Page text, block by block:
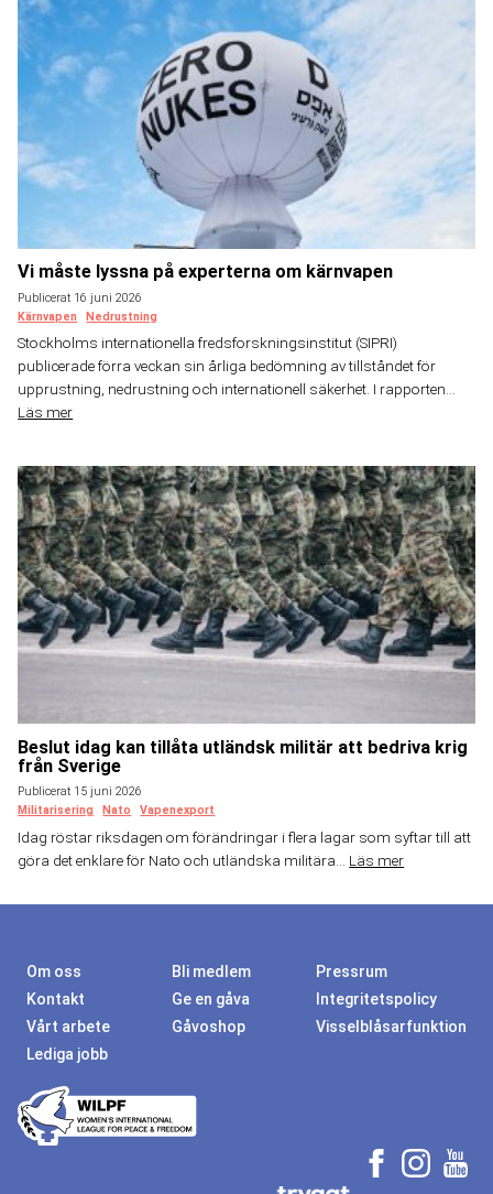
Vi måste lyssna på experterna om kärnvapen
Publicerat 16 juni 2026
Kärnvapen
Nedrustning
Stockholms internationella fredsforskningsinstitut (SIPRI)
publicerade förra veckan sin årliga bedömning av tillståndet för
upprustning, nedrustning och internationell säkerhet. I rapporten...
Läs mer
Beslut idag kan tillåta utländsk militär att bedriva krig
från Sverige
Publicerat 15 juni 2026
Militarisering
Nato Vapenexport
Idag röstar riksdagen om förändringar i flera lagar som syftar till att
göra det enklare för Nato och utländska militära... Läs mer
Om oss Bli medlem
Pressrum
Kontakt
Ge en gåva
Integritetspolicy
Vårt arbete
Gåvoshop
Visselblåsarfunktion
Lediga jobb